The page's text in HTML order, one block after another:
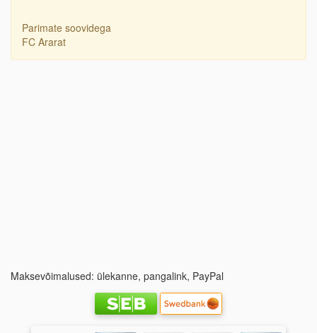
Parimate soovidega
FC Ararat
Maksevõimalused: ülekanne, pangalink, PayPal